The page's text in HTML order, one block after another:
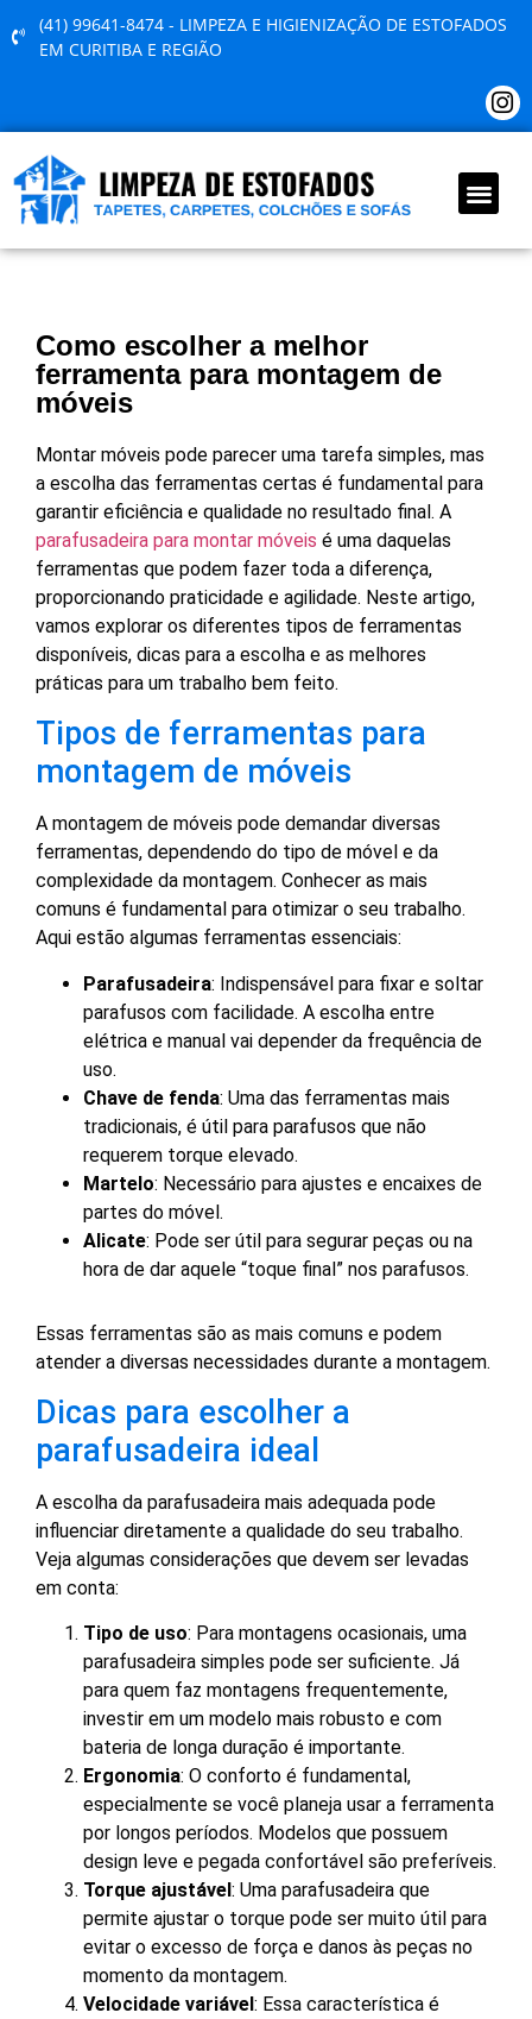
(41) 99641-8474 - LIMPEZA E HIGIENIZAÇÃO DE ESTOFADOS
EM CURITIBA E REGIÃO
Como escolher a melhor
ferramenta para montagem de
móveis
Montar móveis pode parecer uma tarefa simples, mas
a escolha das ferramentas certas é fundamental para
garantir eficiência e qualidade no resultado final. A
parafusadeira para montar móveis é uma daquelas
ferramentas que podem fazer toda a diferença,
proporcionando praticidade e agilidade. Neste artigo,
vamos explorar os diferentes tipos de ferramentas
disponíveis, dicas para a escolha e as melhores
práticas para um trabalho bem feito.
Tipos de ferramentas para
montagem de móveis
A montagem de móveis pode demandar diversas
ferramentas, dependendo do tipo de móvel e da
complexidade da montagem. Conhecer as mais
comuns é fundamental para otimizar o seu trabalho.
Aqui estão algumas ferramentas essenciais:
Parafusadeira: Indispensável para fixar e soltar
parafusos com facilidade. A escolha entre
elétrica e manual vai depender da frequência de
uso.
Chave de fenda: Uma das ferramentas mais
tradicionais, é útil para parafusos que não
requerem torque elevado.
Martelo: Necessário para ajustes e encaixes de
partes do móvel.
Alicate: Pode ser útil para segurar peças ou na
hora de dar aquele “toque final” nos parafusos.
Essas ferramentas são as mais comuns e podem
atender a diversas necessidades durante a montagem.
Dicas para escolher a
parafusadeira ideal
A escolha da parafusadeira mais adequada pode
influenciar diretamente a qualidade do seu trabalho.
Veja algumas considerações que devem ser levadas
em conta:
Tipo de uso: Para montagens ocasionais, uma
parafusadeira simples pode ser suficiente. Já
para quem faz montagens frequentemente,
investir em um modelo mais robusto e com
bateria de longa duração é importante.
Ergonomia: O conforto é fundamental,
especialmente se você planeja usar a ferramenta
por longos períodos. Modelos que possuem
design leve e pegada confortável são preferíveis.
Torque ajustável : Uma parafusadeira que
permite ajustar o torque pode ser muito útil para
evitar o excesso de força e danos às peças no
momento da montagem.
Velocidade variável : Essa característica é